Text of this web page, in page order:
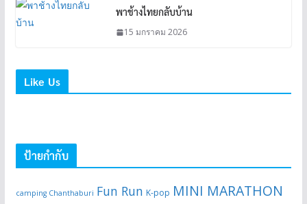
พาช้างไทยกลับบ้าน
15 มกราคม 2026
Like Us
ป้ายกำกับ
camping Chanthaburi Fun Run K-pop MINI MARATHON